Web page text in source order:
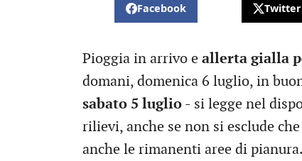
Facebook Twitter
Pioggia in arrivo e allerta gialla
domani, domenica 6 luglio, in
sabato 5 luglio - si legge nel
rilievi, anche se non si esclude
anche le rimanenti aree di